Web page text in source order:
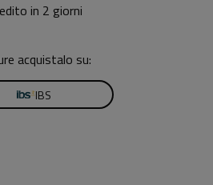
in 2 giorni
acquistalo su:
IBS